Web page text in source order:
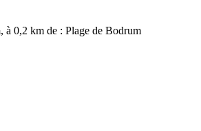
à 0,2 km de : Plage de Bodrum